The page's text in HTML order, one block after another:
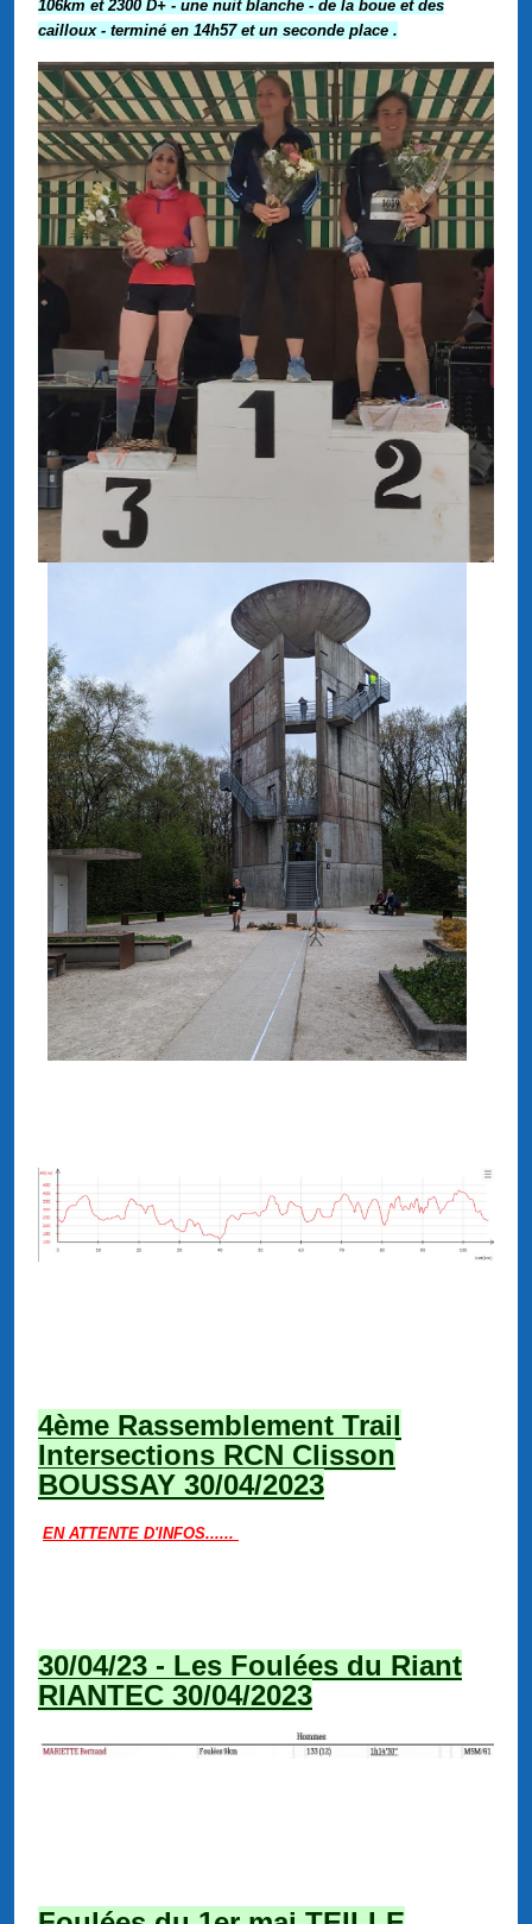
106km et 2300 D+ - une nuit blanche - de la boue et des
cailloux - terminé en 14h57 et un seconde place .
4ème Rassemblement Trail
Intersections RCN Clisson
BOUSSAY 30/04/2023
EN ATTENTE D'INFOS......
30/04/23 - Les Foulées du Riant
RIANTEC 30/04/2023